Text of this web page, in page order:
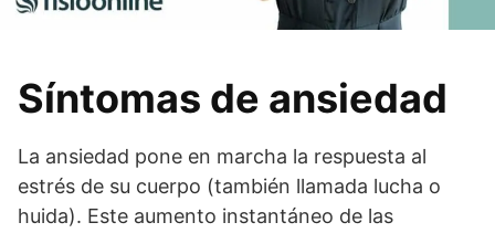
Síntomas de ansiedad
La ansiedad pone en marcha la respuesta al
estrés de su cuerpo (también llamada lucha o
huida). Este aumento instantáneo de las